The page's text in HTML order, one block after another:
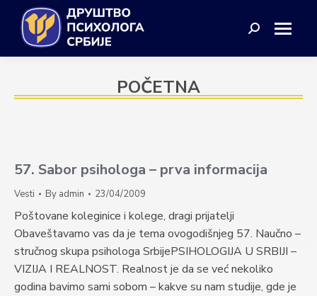
Search:
POČETNA
57. Sabor psihologa – prva informacija
Vesti By admin 23/04/2009
Poštovane koleginice i kolege, dragi prijatelji
Obaveštavamo vas da je tema ovogodišnjeg 57. Naučno –
stručnog skupa psihologa SrbijePSIHOLOGIJA U SRBIJI –
VIZIJA I REALNOST. Realnost je da se već nekoliko
godina bavimo sami sobom – kakve su nam studije, gde je